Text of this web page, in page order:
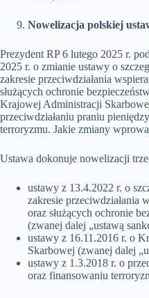
Nowelizacja polskiej
Prezydent RP 6 lutego 2025 r.
2025 r. o zmianie ustawy o
zakresie przeciwdziałania
służących ochronie
Krajowej Administracji
przeciwdziałaniu praniu
terroryzmu. Jakie zmiany
Ustawa dokonuje nowelizacji
ustawy z 13.4.2022 r. o
zakresie przeciwdziałania
oraz służących ochronie
(zwanej dalej „ustawą
ustawy z 16.11.2016 r. o
Skarbowej (zwanej dalej
ustawy z 1.3.2018 r. o
oraz finansowaniu